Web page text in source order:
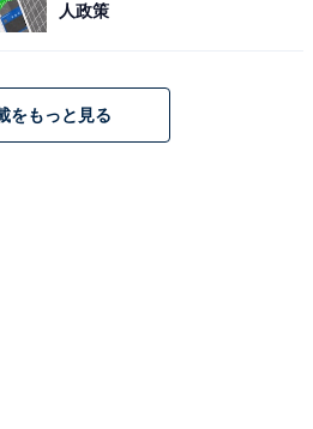
人政策
をもっと見る